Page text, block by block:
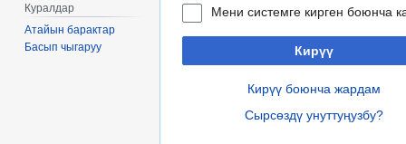
Мени системге кирген боюнча
Кирүү
Кирүү боюнча жардам
Сырсөздү унуттуңузбу?
Куралдар
Атайын барактар
Басып чыгаруу